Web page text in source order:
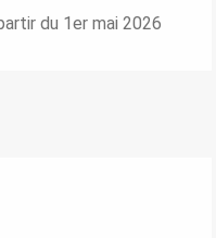
du 1er mai 2026